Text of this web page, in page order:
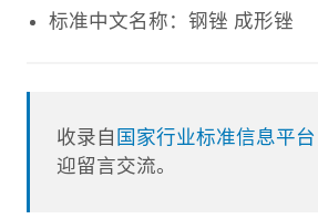
标准中文名称：钢锉 成形锉
收录自 国家行业标准信息平台
迎留言交流。